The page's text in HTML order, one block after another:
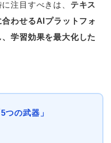
注目すべきは、 テキス
合わせるAIプラットフォ
学習効果を最大化した
つの武器」